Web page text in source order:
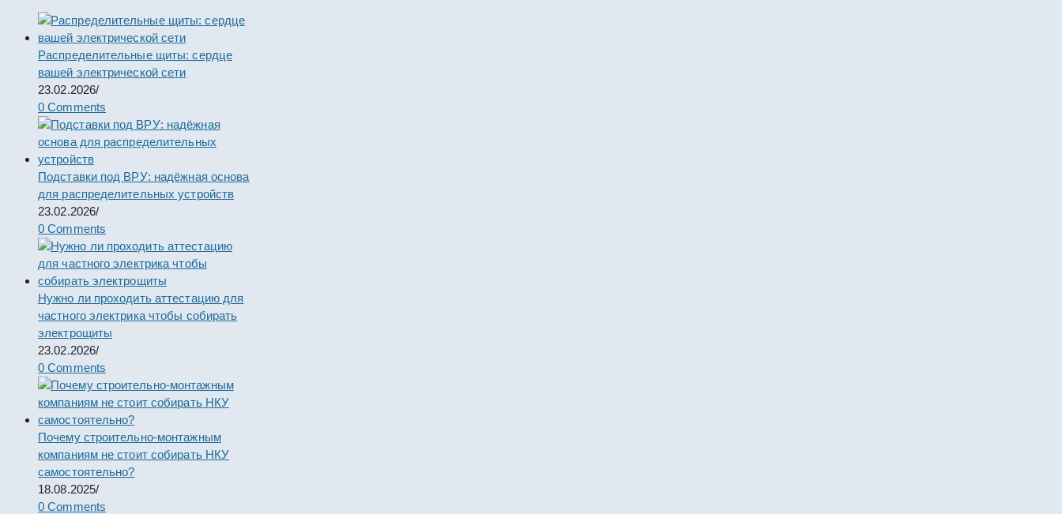
Распределительные щиты: сердце
вашей электрической сети
23.02.2026/
0 Comments
Подставки под ВРУ: надёжная основа
для распределительных устройств
23.02.2026/
0 Comments
Нужно ли проходить аттестацию для
частного электрика чтобы собирать
электрощиты
23.02.2026/
0 Comments
Почему строительно-монтажным
компаниям не стоит собирать НКУ
самостоятельно?
18.08.2025/
0 Comments